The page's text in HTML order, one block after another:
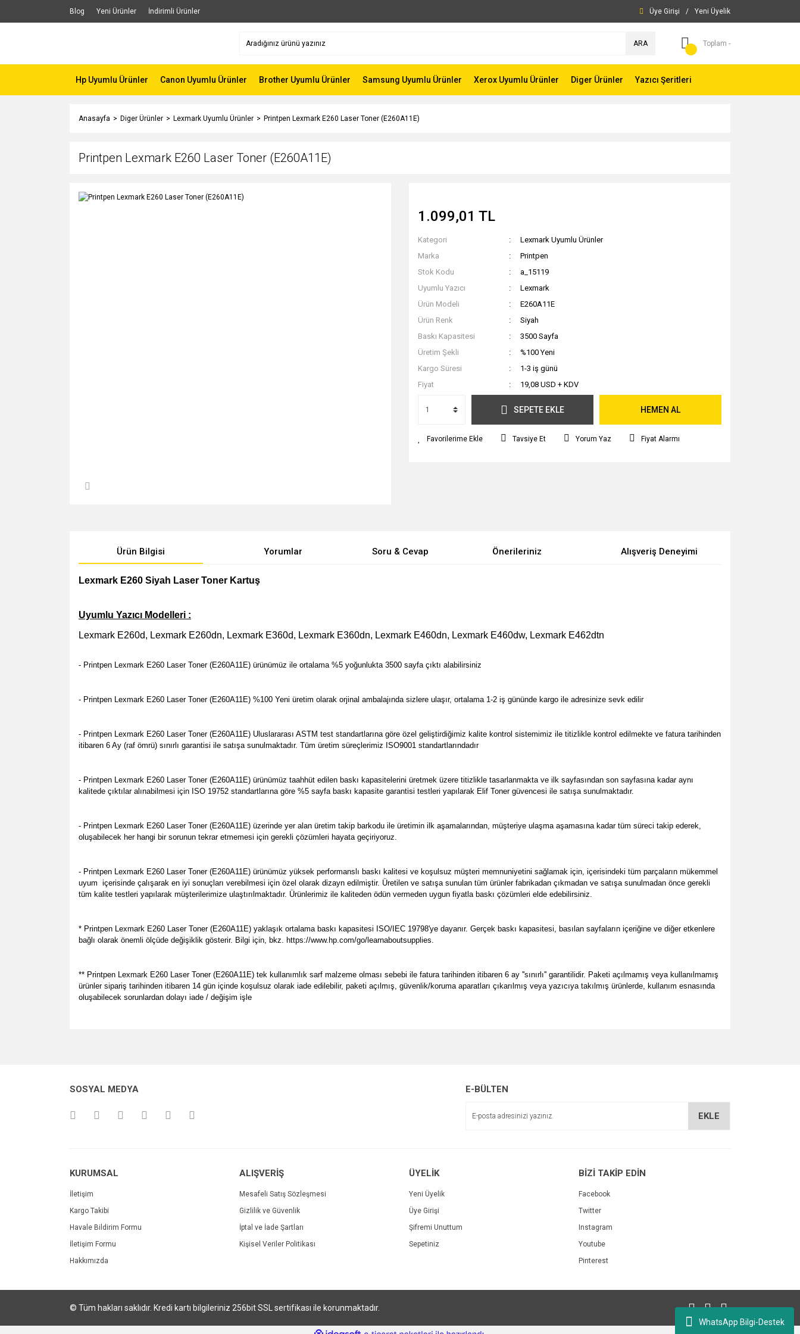
WhatsApp Bilgi-Destek
Blog Yeni Ürünler İndirimli Ürünler Üye Girişi / Yeni Üyelik
ARA Toplam -
Hp Uyumlu Ürünler Canon Uyumlu Ürünler Brother Uyumlu Ürünler Samsung Uyumlu Ürünler Xerox Uyumlu Ürünler Diger Ürünler Yazıcı Şeritleri
Anasayfa Diger Ürünler Lexmark Uyumlu Ürünler Printpen Lexmark E260 Laser Toner (E260A11E)
Printpen Lexmark E260 Laser Toner (E260A11E)
1.099,01 TL
Kategori
Lexmark Uyumlu Ürünler
Marka
Printpen
Stok Kodu
a_15119
Uyumlu Yazıcı
Lexmark
Ürün Modeli
E260A11E
Ürün Renk
Siyah
Baskı Kapasitesi
3500 Sayfa
Üretim Şekli
%100 Yeni
Kargo Süresi
1-3 iş günü
Fiyat
19,08 USD + KDV
SEPETE EKLE HEMEN AL
Tavsiye Et Yorum Yaz Fiyat Alarmı
Ürün Bilgisi Yorumlar Soru & Cevap Önerileriniz Alışveriş Deneyimi
Lexmark E260 Siyah Laser Toner Kartuş
Uyumlu Yazıcı Modelleri :
Lexmark E260d, Lexmark E260dn, Lexmark E360d, Lexmark E360dn, Lexmark E460dn, Lexmark E460dw, Lexmark E462dtn
- Printpen Lexmark E260 Laser Toner (E260A11E) ürünümüz ile ortalama %5 yoğunlukta 3500 sayfa çıktı alabilirsiniz
- Printpen Lexmark E260 Laser Toner (E260A11E) %100 Yeni üretim olarak orjinal ambalajında sizlere ulaşır, ortalama 1-2 iş gününde kargo ile adresinize sevk edilir
- Printpen Lexmark E260 Laser Toner (E260A11E) Uluslararası ASTM test standartlarına göre özel geliştirdiğimiz kalite kontrol sistemimiz ile titizlikle kontrol edilmekte ve fatura tarihinden
itibaren 6 Ay (raf ömrü) sınırlı garantisi ile satışa sunulmaktadır. Tüm üretim süreçlerimiz ISO9001 standartlarındadır
- Printpen Lexmark E260 Laser Toner (E260A11E) ürünümüz taahhüt edilen baskı kapasitelerini üretmek üzere titizlikle tasarlanmakta ve ilk sayfasından son sayfasına kadar aynı
kalitede çıktılar alınabilmesi için ISO 19752 standartlarına göre %5 sayfa baskı kapasite garantisi testleri yapılarak Elif Toner güvencesi ile satışa sunulmaktadır.
- Printpen Lexmark E260 Laser Toner (E260A11E) üzerinde yer alan üretim takip barkodu ile üretimin ilk aşamalarından, müşteriye ulaşma aşamasına kadar tüm süreci takip ederek,
oluşabilecek her hangi bir sorunun tekrar etmemesi için gerekli çözümleri hayata geçiriyoruz.
- Printpen Lexmark E260 Laser Toner (E260A11E) ürünümüz yüksek performanslı baskı kalitesi ve koşulsuz müşteri memnuniyetini sağlamak için, içerisindeki tüm parçaların mükemmel
uyum içerisinde çalışarak en iyi sonuçları verebilmesi için özel olarak dizayn edilmiştir. Üretilen ve satışa sunulan tüm ürünler fabrikadan çıkmadan ve satışa sunulmadan önce gerekli
tüm kalite testleri yapılarak müşterilerimize ulaştırılmaktadır. Ürünlerimiz ile kaliteden ödün vermeden uygun fiyatla baskı çözümleri elde edebilirsiniz.
* Printpen Lexmark E260 Laser Toner (E260A11E) yaklaşık ortalama baskı kapasitesi ISO/IEC 19798'ye dayanır. Gerçek baskı kapasitesi, basılan sayfaların içeriğine ve diğer etkenlere
bağlı olarak önemli ölçüde değişiklik gösterir. Bilgi için, bkz. https://www.hp.com/go/learnaboutsupplies.
** Printpen Lexmark E260 Laser Toner (E260A11E) tek kullanımlık sarf malzeme olması sebebi ile fatura tarihinden itibaren 6 ay ''sınırlı'' garantilidir. Paketi açılmamış veya kullanılmamış
ürünler sipariş tarihinden itibaren 14 gün içinde koşulsuz olarak iade edilebilir, paketi açılmış, güvenlik/koruma aparatları çıkarılmış veya yazıcıya takılmış ürünlerde, kullanım esnasında
oluşabilecek sorunlardan dolayı iade / değişim işle
Ürün açıklamasında eksik bilgiler bulunuyor.
Site gayet güzel kullanışlı
SOSYAL MEDYA E-BÜLTEN
EKLE
KURUMSAL
İletişim
Kargo Takibi
Havale Bildirim Formu
İletişim Formu
Hakkımızda
ALIŞVERİŞ
Mesafeli Satış Sözleşmesi
Gizlilik ve Güvenlik
İptal ve İade Şartları
Kişisel Veriler Politikası
ÜYELİK
Yeni Üyelik
Üye Girişi
Şifremi Unuttum
Sepetiniz
BİZİ TAKİP EDİN
Facebook
Twitter
Instagram
Youtube
Pinterest
© Tüm hakları saklıdır. Kredi kartı bilgileriniz 256bit SSL sertifikası ile korunmaktadır.